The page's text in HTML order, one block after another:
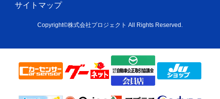
サイトマップ
Copyright©株式会社プロジェクト All Rights Reserved.